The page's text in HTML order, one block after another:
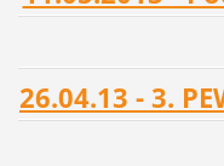
26.04.13 - 3.